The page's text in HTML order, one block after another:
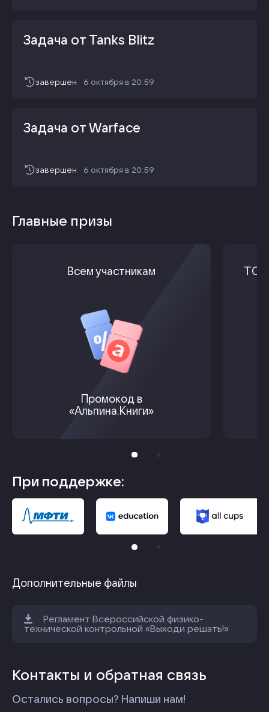
Задача от Tanks Blitz
завершен 6 октября в 20:59
Задача от Warface
завершен 6 октября в 20:59
Главные призы
Всем участникам
Промокод в
«Альпина.Книги»
При поддержке:
Дополнительные файлы
Регламент Всероссийской физико-
технической контрольной «Выходи решать!»
Контакты и обратная связь
Остались вопросы? Напиши нам!